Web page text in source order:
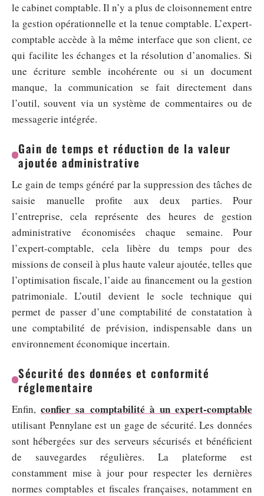
le cabinet comptable. Il n’y a plus de cloisonnement entre
la gestion opérationnelle et la tenue comptable. L’expert-
comptable accède à la même interface que son client, ce
qui facilite les échanges et la résolution d’anomalies. Si
une écriture semble incohérente ou si un document
manque, la communication se fait directement dans
l’outil, souvent via un système de commentaires ou de
messagerie intégrée.
Gain de temps et réduction de la valeur
ajoutée administrative
Le gain de temps généré par la suppression des tâches de
saisie manuelle profite aux deux parties. Pour
l’entreprise, cela représente des heures de gestion
administrative économisées chaque semaine. Pour
l’expert-comptable, cela libère du temps pour des
missions de conseil à plus haute valeur ajoutée, telles que
l’optimisation fiscale, l’aide au financement ou la gestion
patrimoniale. L’outil devient le socle technique qui
permet de passer d’une comptabilité de constatation à
une comptabilité de prévision, indispensable dans un
environnement économique incertain.
Sécurité des données et conformité
réglementaire
Enfin,confier sa comptabilité à un expert-comptable
utilisant Pennylane est un gage de sécurité. Les données
sont hébergées sur des serveurs sécurisés et bénéficient
de sauvegardes régulières. La plateforme est
constamment mise à jour pour respecter les dernières
normes comptables et fiscales françaises, notamment en